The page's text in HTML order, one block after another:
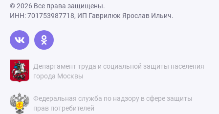
© 2026 Все права защищены.
ИНН: 701753987718, ИП Гаврилюк Ярослав Ильич.
Департамент труда и социальной защиты населения
города Москвы
Федеральная служба по надзору в сфере защиты
прав потребителей